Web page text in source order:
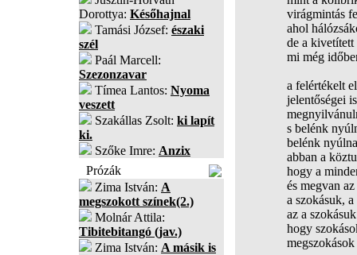
Dorottya: Későhajnal
Tamási József: északi
szél
Paál Marcell:
Szezonzavar
Tímea Lantos: Nyoma
veszett
Szakállas Zsolt: ki lapít
ki.
Szőke Imre: Anzix
Prózák
Zima István: A
megszokott színek(2.)
Molnár Attila:
Tibitebitangó (jav.)
Zima István: A másik is
virágmintás
ahol
de a kivetített
mi még
a felértékelt
jelentőségei
s belénk
belénk
abban a
hogy a
és megvan
a szokásuk,
az a szokásuk
hogy
megszokások